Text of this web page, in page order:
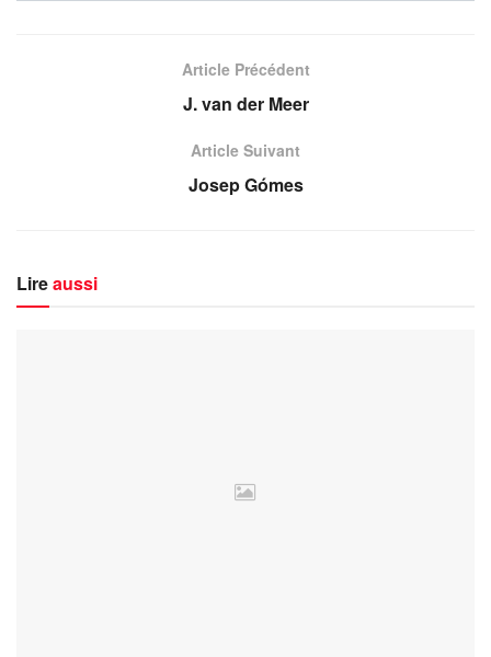
Article Précédent
J. van der Meer
Article Suivant
Josep Gómes
Lireaussi